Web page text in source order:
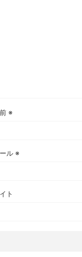
※
ル ※
ト